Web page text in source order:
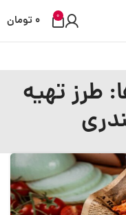
0
0 تومان
طرز تهیه